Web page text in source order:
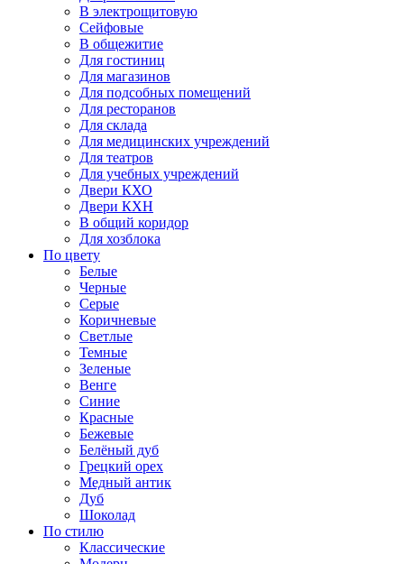
В электрощитовую
Сейфовые
В общежитие
Для гостиниц
Для магазинов
Для подсобных помещений
Для ресторанов
Для склада
Для медицинских учреждений
Для театров
Для учебных учреждений
Двери КХО
Двери КХН
В общий коридор
Для хозблока
По цвету
Белые
Черные
Серые
Коричневые
Светлые
Темные
Зеленые
Венге
Синие
Красные
Бежевые
Белёный дуб
Грецкий орех
Медный антик
Дуб
Шоколад
По стилю
Классические